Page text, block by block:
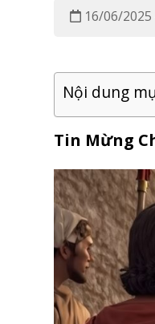
16/06/
Nội dung
Tin Mừng